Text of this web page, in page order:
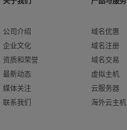
公司介绍
企业文化
资质和荣誉
最新动态
媒体关注
联系我们
域名优惠
域名注册
域名交易
虚拟主机
云服务器
海外云主机